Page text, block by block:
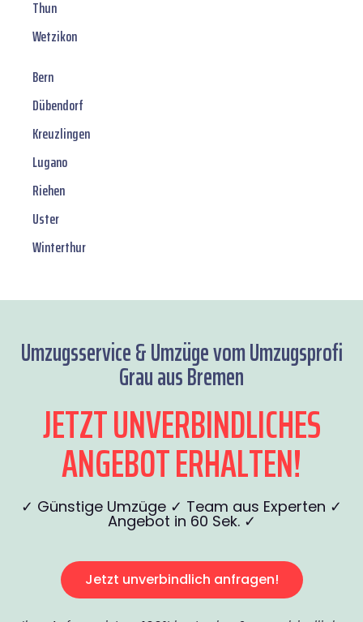
Thun
Wetzikon
Bern
Dübendorf
Kreuzlingen
Lugano
Riehen
Uster
Winterthur
Umzugsservice & Umzüge vom Umzugsprofi
Grau aus Bremen
JETZT UNVERBINDLICHES
ANGEBOT ERHALTEN!
✓ Günstige Umzüge ✓ Team aus Experten ✓
Angebot in 60 Sek. ✓
Jetzt unverbindlich anfragen!